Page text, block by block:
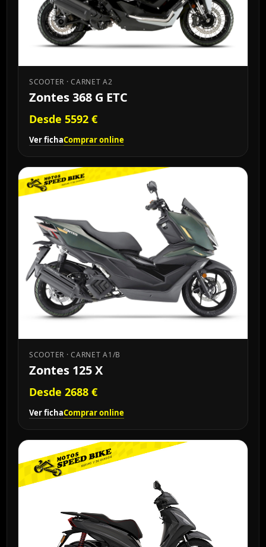
SCOOTER · CARNET A2
Zontes 368 G ETC
Desde 5592 €
Ver fichaComprar online
SCOOTER · CARNET A1/B
Zontes 125 X
Desde 2688 €
Ver fichaComprar online